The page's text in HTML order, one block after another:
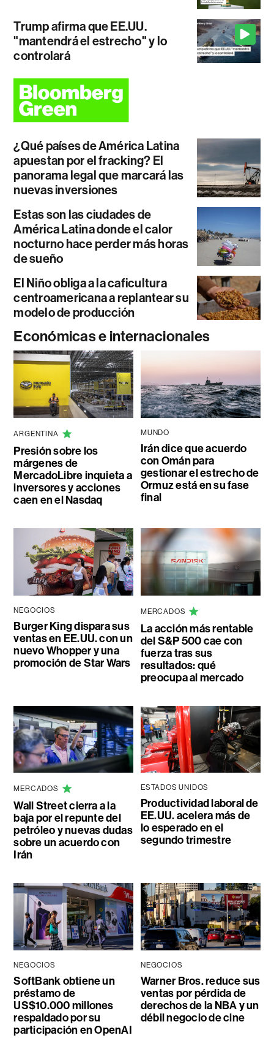
Trump afirma que EE.UU.
"mantendrá el estrecho" y lo
controlará
¿Qué países de América Latina
apuestan por el fracking? El
panorama legal que marcará las
nuevas inversiones
Estas son las ciudades de
América Latina donde el calor
nocturno hace perder más horas
de sueño
El Niño obliga a la caficultura
centroamericana a replantear su
modelo de producción
Económicas e internacionales
ARGENTINA
Presión sobre los
márgenes de
MercadoLibre inquieta a
inversores y acciones
caen en el Nasdaq
MUNDO
Irán dice que acuerdo
con Omán para
gestionar el estrecho de
Ormuz está en su fase
final
NEGOCIOS
Burger King dispara sus
ventas en EE.UU. con un
nuevo Whopper y una
promoción de Star Wars
MERCADOS
La acción más rentable
del S&P 500 cae con
fuerza tras sus
resultados: qué
preocupa al mercado
MERCADOS
Wall Street cierra a la
baja por el repunte del
petróleo y nuevas dudas
sobre un acuerdo con
Irán
ESTADOS UNIDOS
Productividad laboral de
EE.UU. acelera más de
lo esperado en el
segundo trimestre
NEGOCIOS
SoftBank obtiene un
préstamo de
US$10.000 millones
respaldado por su
participación en OpenAI
NEGOCIOS
Warner Bros. reduce sus
ventas por pérdida de
derechos de la NBA y un
débil negocio de cine